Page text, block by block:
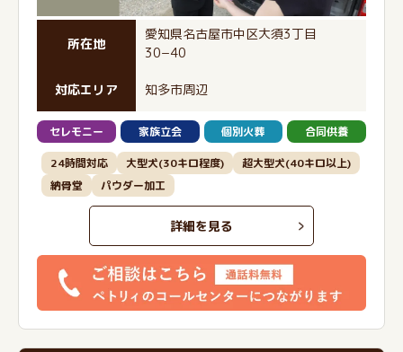
所在地
愛知県名古屋市中区大須3丁目
30−40
対応エリア 知多市周辺
セレモニー 家族立会 個別火葬 合同供養
24時間対応 大型犬(30キロ程度)
超大型犬(40キロ以上)
納骨堂
パウダー加工
詳細を見る